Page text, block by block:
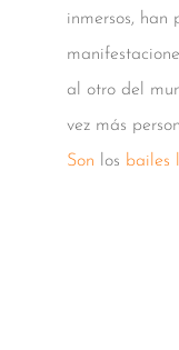
inmersos, han
al otro del
vez más
Son los bailes